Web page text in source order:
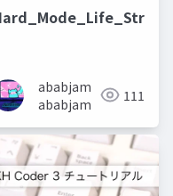
ababjam
ababjam
111